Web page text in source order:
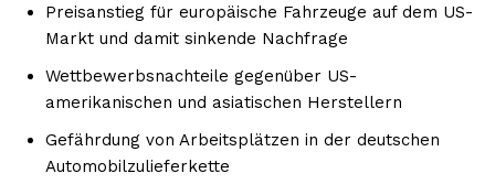
Preisanstieg für europäische Fahrzeuge auf dem US-
Markt und damit sinkende Nachfrage
Wettbewerbsnachteile gegenüber US-
amerikanischen und asiatischen Herstellern
Gefährdung von Arbeitsplätzen in der deutschen
Automobilzulieferkette